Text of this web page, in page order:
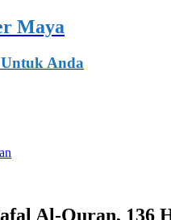
Maya
Anda
Al-Quran, 136